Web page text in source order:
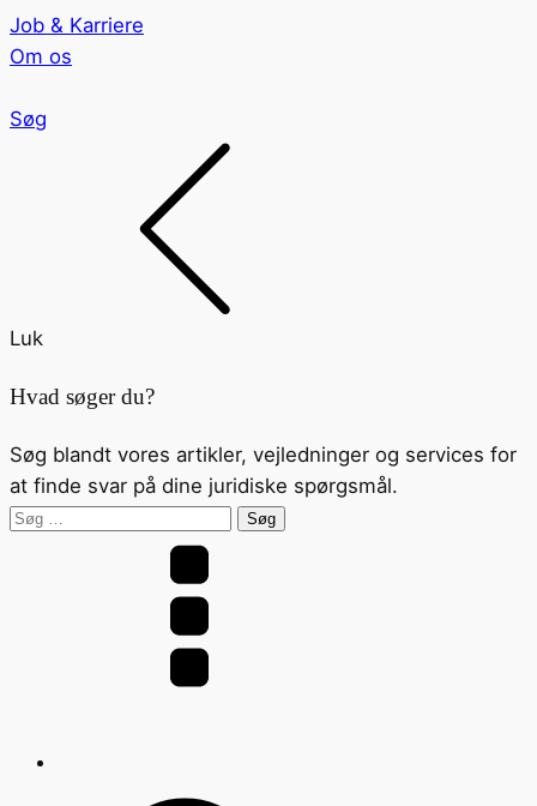
Job & Karriere
Om os
Søg
Luk
Hvad søger du?
Søg blandt vores artikler, vejledninger og services for
at finde svar på dine juridiske spørgsmål.
Søg